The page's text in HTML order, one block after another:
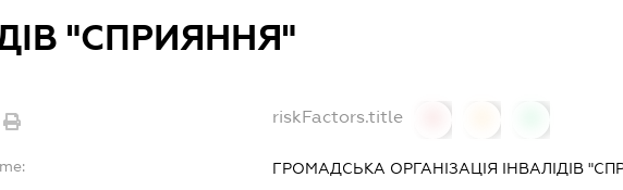
"СПРИЯННЯ"
riskFactors.title
ГРОМАДСЬКА ОРГАНІЗАЦІЯ ІНВАЛІДІВ